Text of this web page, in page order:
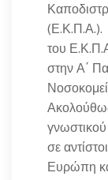
(Ε.Κ.Π.Α.).
του
στην Α΄
γνωστικού
σε
Ευρώπη